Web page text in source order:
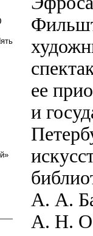
ее
и
А. А.
А. Н.